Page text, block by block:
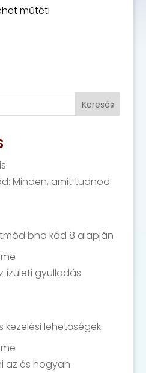
műtéti
Keresés
Minden, amit tudnod
bno kód 8 alapján
ízületi gyulladás
kezelési lehetőségek
az és hogyan